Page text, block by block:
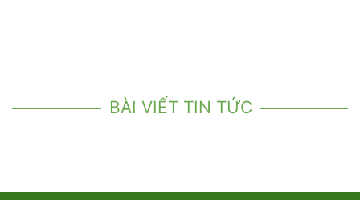
BÀI VIẾT TIN TỨC